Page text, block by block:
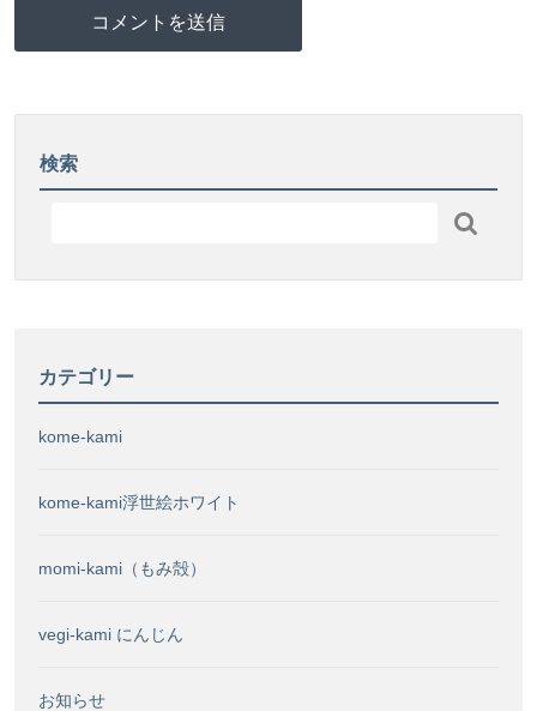
検索

カテゴリー
kome-kami
kome-kami浮世絵ホワイト
momi-kami（もみ殻）
vegi-kami にんじん
お知らせ